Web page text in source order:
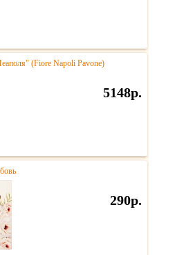
(Fiore Napoli Pavone)
5148р.
290р.